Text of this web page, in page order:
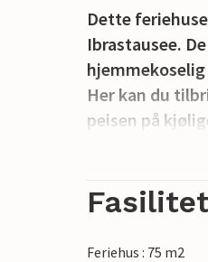
Dette
Ibrastausee.
Her kan du
peisen på
Her kan du slå
Feriehus : 75 m2